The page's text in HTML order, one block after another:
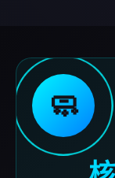
🧼